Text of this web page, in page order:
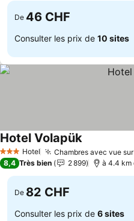
De 46 CHF
Consulter les prix de 10 sites
3 ÉtoilesHotel Chambres avec vue
Hotel VolapükConsulter
8,4 Très bien 2 899 à 4.4 km
De 82 CHF
Consulter les prix de 6 sites